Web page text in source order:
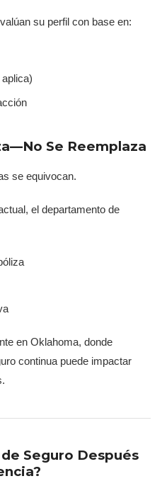
su perfil con base en:
Se Reemplaza
se equivocan.
el departamento de
en Oklahoma, donde
continua puede impactar
Seguro Después